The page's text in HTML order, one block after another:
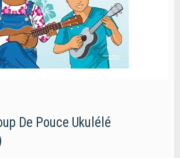
De Pouce Ukulélé